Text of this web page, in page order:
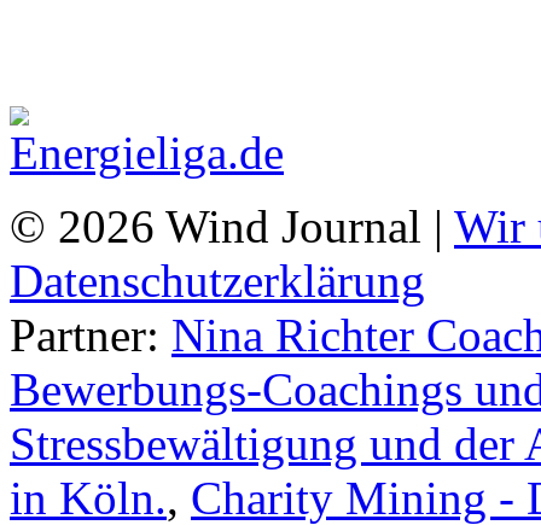
© 2026 Wind Journal | Wir
Datenschutzerklärung
Partner: Nina Richter
Bewerbungs-Coachings
Stressbewältigung und
in Köln., Charity Mining -